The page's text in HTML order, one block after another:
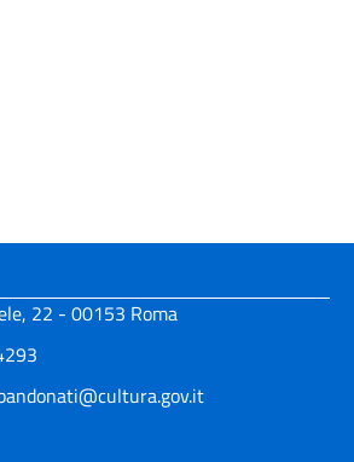
22 - 00153 Roma